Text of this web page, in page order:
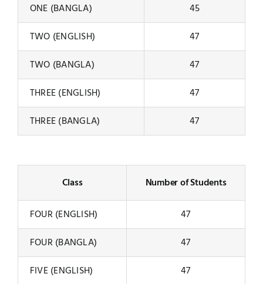
CONTACT
ONE (BANGLA)
45
TWO (ENGLISH)
47
TWO (BANGLA)
47
THREE (ENGLISH)
47
THREE (BANGLA)
47
Class Number of Students
FOUR (ENGLISH)
47
FOUR (BANGLA)
47
FIVE (ENGLISH)
47